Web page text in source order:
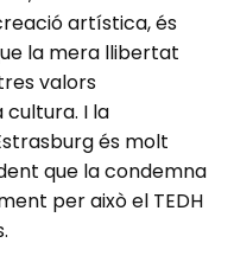
artística, és
la mera llibertat
valors
cultura. I la
és molt
que la condemna
per això el TEDH